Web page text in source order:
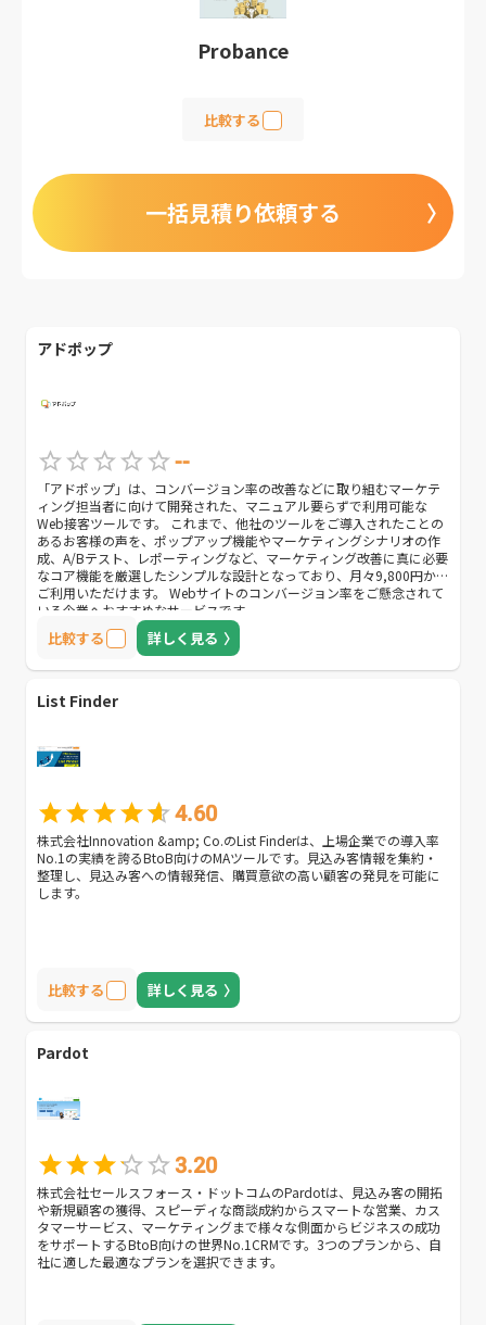
Probance
比較する
一括見積り依頼する
アドポップ
--
「アドポップ」は、コンバージョン率の改善などに取り組むマーケテ
ィング担当者に向けて開発された、マニュアル要らずで利用可能な
Web接客ツールです。 これまで、他社のツールをご導入されたことの
あるお客様の声を、ポップアップ機能やマーケティングシナリオの作
成、A/Bテスト、レポーティングなど、マーケティング改善に真に必要
なコア機能を厳選したシンプルな設計となっており、月々9,800円から
ご利用いただけます。 Webサイトのコンバージョン率をご懸念されて
いる企業へおすすめなサービスです。
比較する 詳しく見る
List Finder
4.60
株式会社Innovation &amp; Co.のList Finderは、上場企業での導入率
No.1の実績を誇るBtoB向けのMAツールです。見込み客情報を集約・
整理し、見込み客への情報発信、購買意欲の高い顧客の発見を可能に
します。
比較する 詳しく見る
Pardot
3.20
株式会社セールスフォース・ドットコムのPardotは、見込み客の開拓
や新規顧客の獲得、スピーディな商談成約からスマートな営業、カス
タマーサービス、マーケティングまで様々な側面からビジネスの成功
をサポートするBtoB向けの世界No.1CRMです。3つのプランから、自
社に適した最適なプランを選択できます。